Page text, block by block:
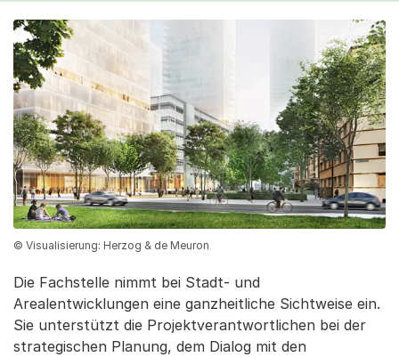
© Visualisierung: Herzog & de Meuron
Die Fachstelle nimmt bei Stadt- und
Arealentwicklungen eine ganzheitliche Sichtweise ein.
Sie unterstützt die Projektverantwortlichen bei der
strategischen Planung, dem Dialog mit den